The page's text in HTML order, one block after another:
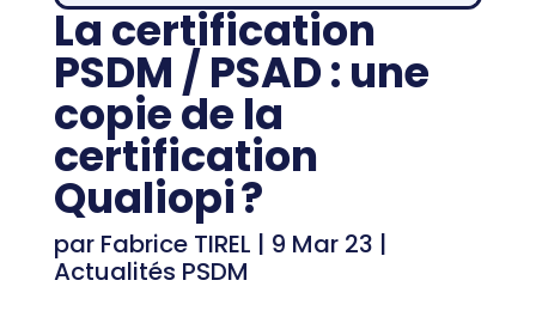
La certification
PSDM / PSAD : une
copie de la
certification
Qualiopi ?
par Fabrice TIREL | 9 Mar 23 |
Actualités PSDM